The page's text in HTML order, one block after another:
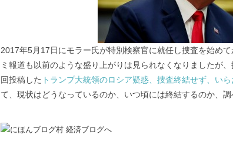
2017年5月17日にモラー氏が特別検察官に就任し捜査を始め
ミ報道も以前のような盛り上がりは見られなくなりましたが
回投稿した トランプ大統領のロシア疑惑、捜査終結せず、いら
て、現状はどうなっているのか、いつ頃には終結するのか、調